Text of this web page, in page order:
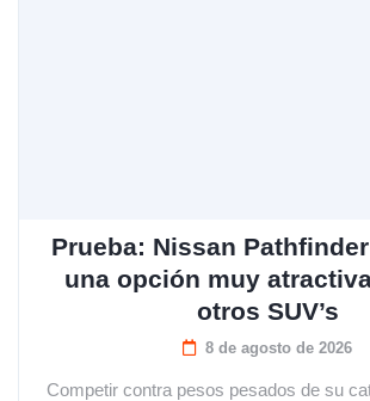
Prueba: Nissan
una opción muy
otros SUV’s
8 de agosto de 2026
Competir contra pesos pesados de su